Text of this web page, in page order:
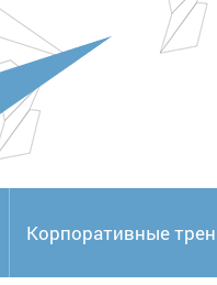
Корпоративные